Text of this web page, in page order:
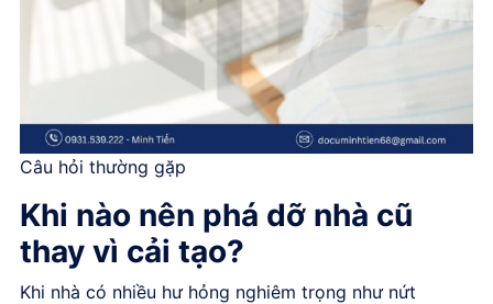
Câu hỏi thường gặp
Khi nào nên phá dỡ nhà cũ
thay vì cải tạo?
Khi nhà có nhiều hư hỏng nghiêm trọng như nứt